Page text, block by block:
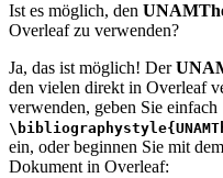
Ist es möglich, den
Overleaf zu verwenden?
Ja, das ist möglich! Der
den vielen direkt in Overleaf
verwenden, geben Sie einfach
ein, oder beginnen Sie mit
Dokument in Overleaf: